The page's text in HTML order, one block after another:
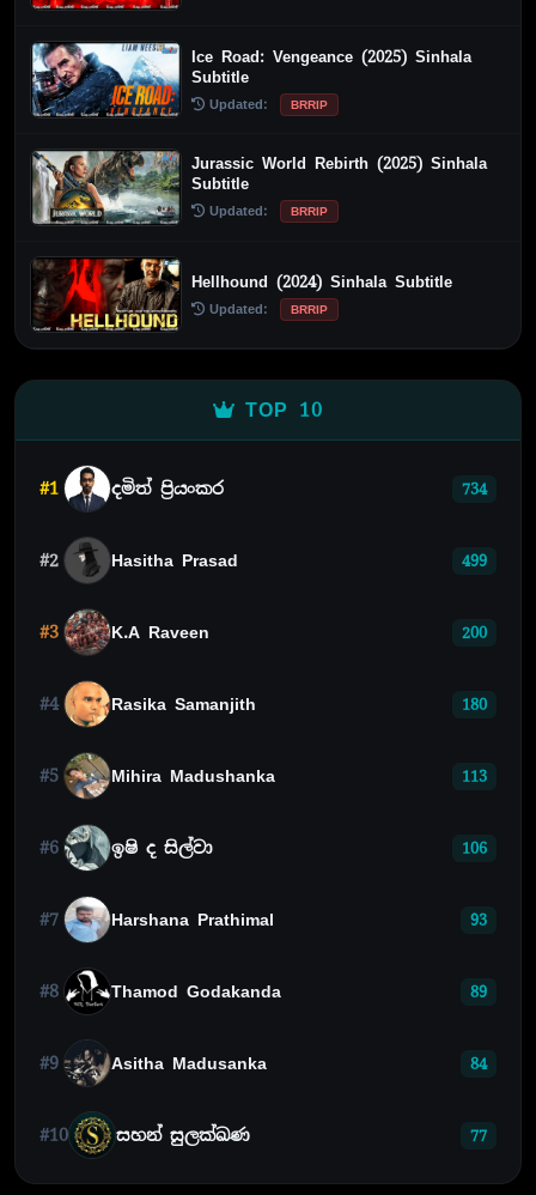
Ice Road: Vengeance (2025) Sinhala
Subtitle
Updated: BRRIP
Jurassic World Rebirth (2025) Sinhala
Subtitle
Updated: BRRIP
Hellhound (2024) Sinhala Subtitle
Updated: BRRIP
TOP 10
#1 දමිත් ප්‍රියංකර 734
#2 Hasitha Prasad 499
#3 K.A Raveen 200
#4 Rasika Samanjith 180
#5 Mihira Madushanka 113
#6 ඉෂි ද සිල්වා 106
#7 Harshana Prathimal 93
#8 Thamod Godakanda 89
#9 Asitha Madusanka 84
#10 සහන් සුලක්ඛණ 77